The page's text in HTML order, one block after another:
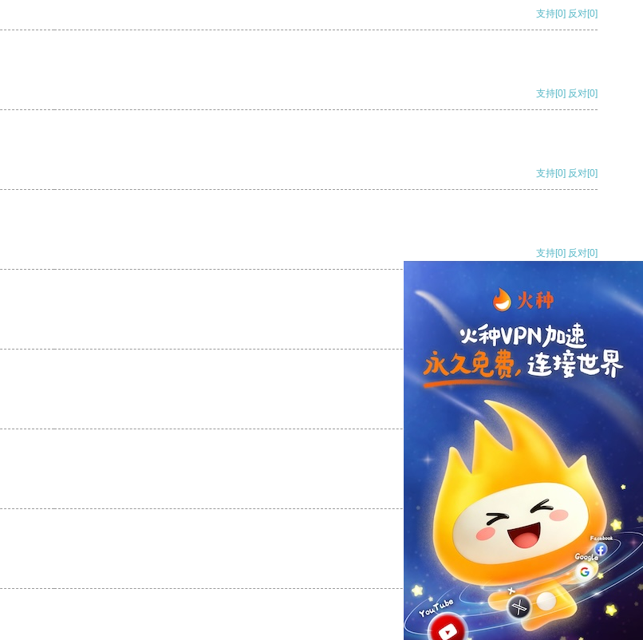
支持[0] 反对[0]
支持[0] 反对[0]
支持[0] 反对[0]
支持[0] 反对[0]
支持[0] 反对
支持
反对 [0]
支持[0] 反对[0]